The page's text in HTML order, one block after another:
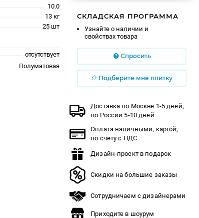
10.0
13 кг
25 шт
отсутствует
Полуматовая
СКЛАДСКАЯ ПРОГРАММА
Узнайте о наличии и
свойствах товара
Спросить
Подберите мне плитку
Доставка по Москве 1-5 дней,
по России 5-10 дней
Оплата наличными, картой,
по счету с НДС
Дизайн-проект в подарок
Скидки на большие заказы
Сотрудничаем с дизайнерами
Приходите в шоурум